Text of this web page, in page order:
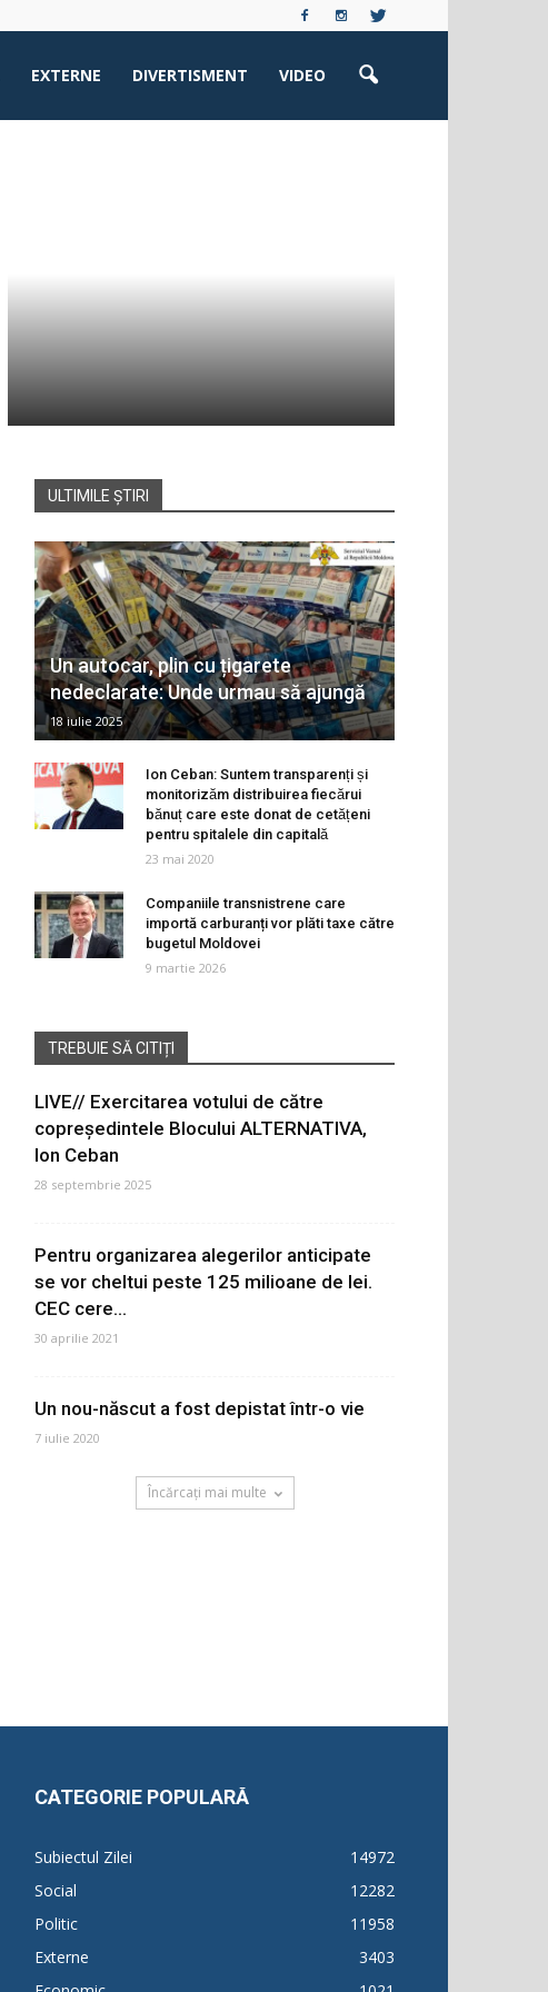
EXTERNE DIVERTISMENT VIDEO
ULTIMILE ȘTIRI
Un autocar, plin cu țigarete
nedeclarate: Unde urmau să ajungă
18 iulie 2025
Ion Ceban: Suntem transparenți și
monitorizăm distribuirea fiecărui
bănuț care este donat de cetățeni
pentru spitalele din capitală
23 mai 2020
Companiile transnistrene care
importă carburanți vor plăti taxe către
bugetul Moldovei
9 martie 2026
TREBUIE SĂ CITIȚI
LIVE// Exercitarea votului de către
copreședintele Blocului ALTERNATIVA,
Ion Ceban
28 septembrie 2025
Pentru organizarea alegerilor anticipate
se vor cheltui peste 125 milioane de lei.
CEC cere...
30 aprilie 2021
Un nou-născut a fost depistat într-o vie
7 iulie 2020
Încărcați mai multe
CATEGORIE POPULARĂ
Subiectul Zilei
14972
Social
12282
Politic
11958
Externe
3403